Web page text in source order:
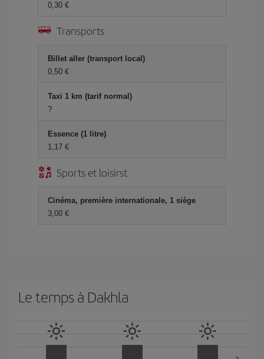
0,30 €
Transports
Billet aller (transport local)
0,50 €
Taxi 1 km (tarif normal)
?
Essence (1 litre)
1,17 €
Sports et loisirst
Cinéma, première internationale, 1 siège
3,00 €
Le temps à Dakhla